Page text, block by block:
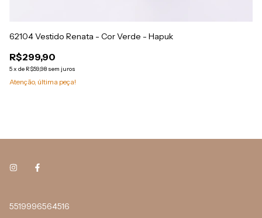
62104 Vestido Renata - Cor Verde - Hapuk
R$299,90
5x de R$59,98 sem juros
Atenção, última peça!
5519996564516